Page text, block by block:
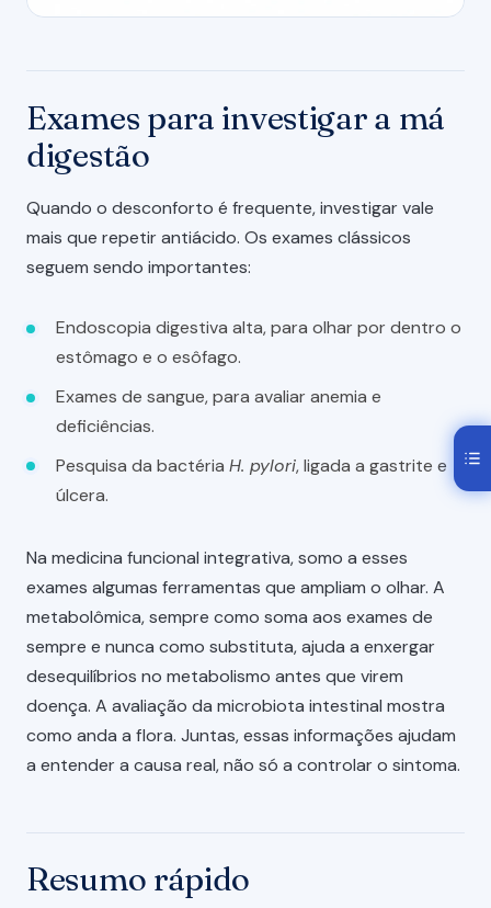
Exames para investigar a má
digestão
Quando o desconforto é frequente, investigar vale
mais que repetir antiácido. Os exames clássicos
seguem sendo importantes:
Endoscopia digestiva alta, para olhar por dentro o
estômago e o esôfago.
Exames de sangue, para avaliar anemia e
deficiências.
Pesquisa da bactériaH. pylori, ligada a gastrite e
úlcera.
Na medicina funcional integrativa, somo a esses
exames algumas ferramentas que ampliam o olhar. A
metabolômica, sempre como soma aos exames de
sempre e nunca como substituta, ajuda a enxergar
desequilíbrios no metabolismo antes que virem
doença. A avaliação da microbiota intestinal mostra
como anda a flora. Juntas, essas informações ajudam
a entender a causa real, não só a controlar o sintoma.
Resumo rápido